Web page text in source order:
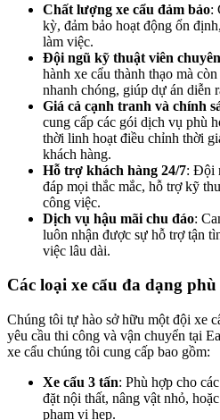
Chất lượng xe cẩu đảm bảo:
kỳ, đảm bảo hoạt động ổn
làm việc.
Đội ngũ kỹ thuật viên
hành xe cẩu thành thạo mà
nhanh chóng, giúp dự án diễn
Giá cả cạnh tranh và chính
cung cấp các gói dịch vụ phù
thời linh hoạt điều chỉnh thời
khách hàng.
Hỗ trợ khách hàng 24/7: Đội
đáp mọi thắc mắc, hỗ trợ kỹ
công việc.
Dịch vụ hậu mãi chu đáo:
luôn nhận được sự hỗ trợ tận
việc lâu dài.
Các loại xe cẩu đa dạng
Chúng tôi tự hào sở hữu một đội xe
yêu cầu thi công và vận chuyển tại
xe cẩu chúng tôi cung cấp bao gồm:
Xe cẩu 3 tấn: Phù hợp cho
đặt nội thất, nâng vật nhỏ,
phạm vi hẹp.